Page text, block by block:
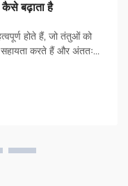
कैसे बढ़ाता है
होते हैं, जो तंतुओं को
करते हैं और अंततः